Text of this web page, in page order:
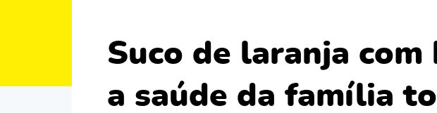
suco de laranja com beterraba para melhorar
a saúde da família